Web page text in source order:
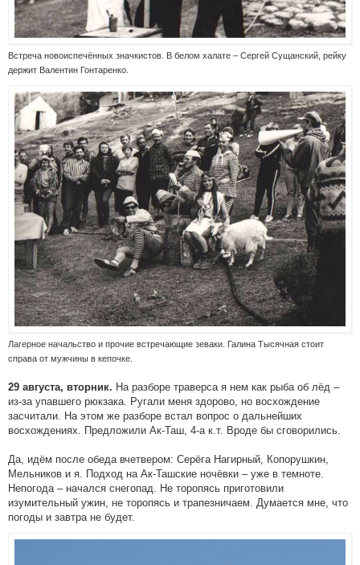
Встреча новоиспечённых значкистов. В белом халате – Сергей Сущанский, рейку
держит Валентин Гонтаренко.
Лагерное начальство и прочие встречающие зеваки. Галина Тысячная стоит
справа от мужчины в кепочке.
29 августа, вторник. На разборе траверса я нем как рыба об лёд –
из-за упавшего рюкзака. Ругали меня здорово, но восхождение
засчитали. На этом же разборе встал вопрос о дальнейших
восхождениях. Предложили Ак-Таш, 4-а к.т. Вроде бы сговорились.
Да, идём после обеда вчетвером: Серёга Нагирный, Копорушкин,
Мельников и я. Подход на Ак-Ташские ночёвки – уже в темноте.
Непогода – начался снегопад. Не торопясь приготовили
изумительный ужин, не торопясь и трапезничаем. Думается мне, что
погоды и завтра не будет.